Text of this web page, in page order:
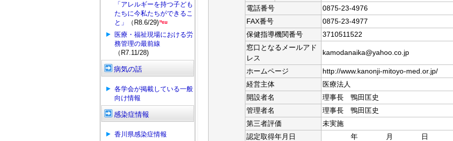
「アレルギーを持つ子ども
たちに今私たちができるこ
と」
（R8.6/29)
医療・福祉現場における労
務管理の最前線
（R7.11/28)
病気の話
各学会が掲載している一般
向け情報
感染症情報
香川県感染症情報
電話番号
0875-23-4976
FAX番号
0875-23-4977
保健指導機関番号
3710511522
窓口となるメールアド
レス
kamodanaika@yahoo.co.jp
ホームページ
http://www.kanonji-mitoyo-med.or.jp/
経営主体
医療法人
開設者名
理事長 鴨田匡史
管理者名
理事長 鴨田匡史
第三者評価
未実施
認定取得年月日
年 月 日